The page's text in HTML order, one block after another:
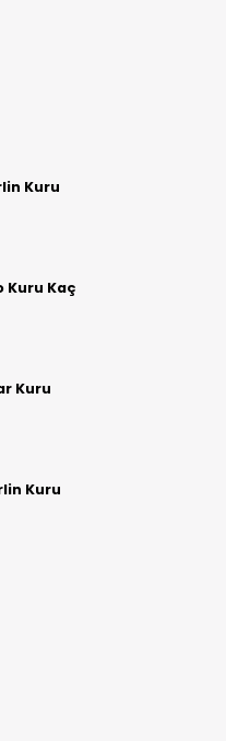
Kuru
Kuru Kaç
Kuru
Kuru